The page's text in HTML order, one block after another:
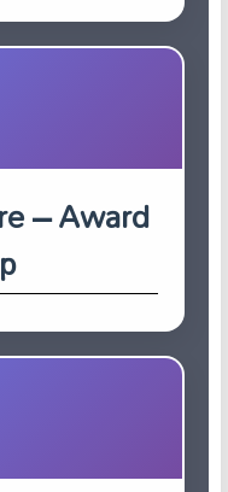
– Award